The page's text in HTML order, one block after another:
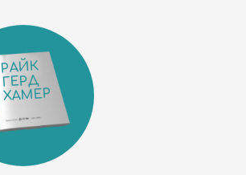
РАЙК
ГЕРД
ХАМЕР